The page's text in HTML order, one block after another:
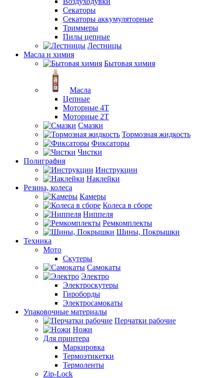
Секаторы
Секаторы аккумуляторные
Триммеры
Пилы цепные
Лестницы
Масла и химия
Бытовая химия
Масла
Цепные
Моторные 4Т
Моторные 2Т
Смазки
Тормозная жидкость
Фиксаторы
Чистки
Полиграфия
Инструкции
Наклейки
Резина, колеса
Камеры
Колеса в сборе
Ниппеля
Ремкомплекты
Шины, Покрышки
Техника
Мото
Скутеры
Самокаты
Электро
Электроскутеры
Гироборды
Электросамокаты
Упаковочные материалы
Перчатки рабочие
Ножи
Для принтера
Маркировка
Термоэтикетки
Термоленты
Zip-Lock